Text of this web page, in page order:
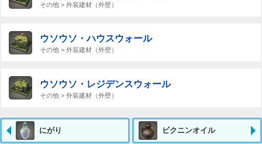
その他 > 外装建材（外壁）
ウソウソ・ハウスウォール
その他 > 外装建材（外壁）
ウソウソ・レジデンスウォール
その他 > 外装建材（外壁）
にがり ビクニンオイル